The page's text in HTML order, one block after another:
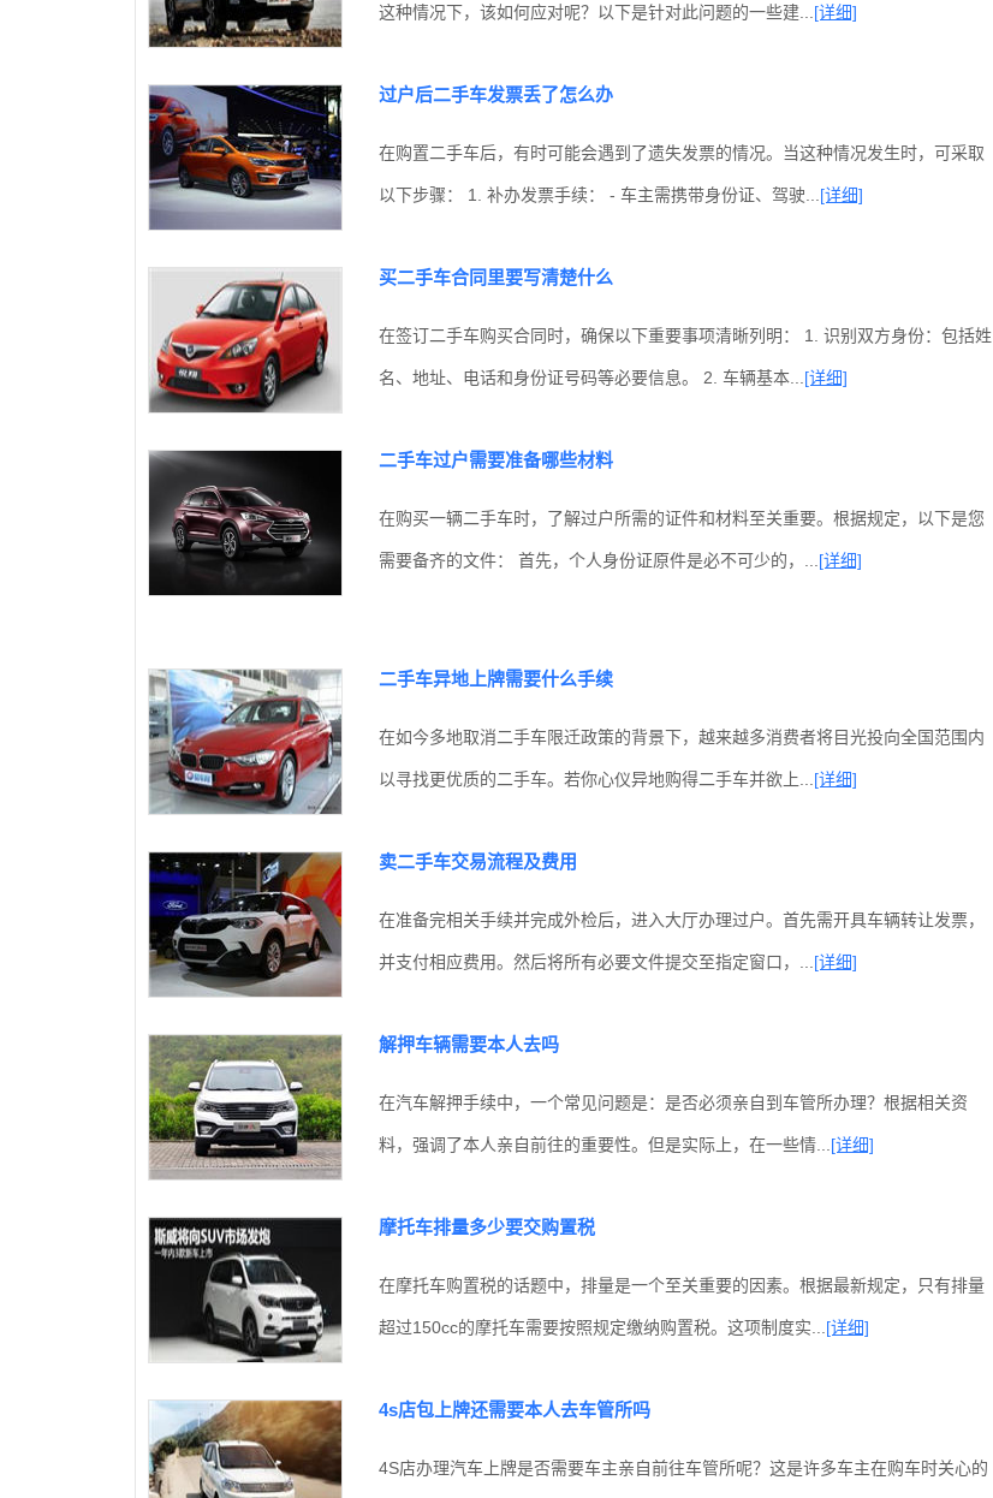
这种情况下，该如何应对呢？以下是针对此问题的一些建... [详细]
过户后二手车发票丢了怎么办
在购置二手车后，有时可能会遇到了遗失发票的情况。当这种情况发生时，可采取
以下步骤： 1. 补办发票手续： - 车主需携带身份证、驾驶... [详细]
买二手车合同里要写清楚什么
在签订二手车购买合同时，确保以下重要事项清晰列明： 1. 识别双方身份：包括姓
名、地址、电话和身份证号码等必要信息。 2. 车辆基本... [详细]
二手车过户需要准备哪些材料
在购买一辆二手车时，了解过户所需的证件和材料至关重要。根据规定，以下是您
需要备齐的文件： 首先，个人身份证原件是必不可少的，... [详细]
二手车异地上牌需要什么手续
在如今多地取消二手车限迁政策的背景下，越来越多消费者将目光投向全国范围内
以寻找更优质的二手车。若你心仪异地购得二手车并欲上... [详细]
卖二手车交易流程及费用
在准备完相关手续并完成外检后，进入大厅办理过户。首先需开具车辆转让发票，
并支付相应费用。然后将所有必要文件提交至指定窗口，... [详细]
解押车辆需要本人去吗
在汽车解押手续中，一个常见问题是：是否必须亲自到车管所办理？根据相关资
料，强调了本人亲自前往的重要性。但是实际上，在一些情... [详细]
摩托车排量多少要交购置税
在摩托车购置税的话题中，排量是一个至关重要的因素。根据最新规定，只有排量
超过150cc的摩托车需要按照规定缴纳购置税。这项制度实... [详细]
4s店包上牌还需要本人去车管所吗
4S店办理汽车上牌是否需要车主亲自前往车管所呢？这是许多车主在购车时关心的